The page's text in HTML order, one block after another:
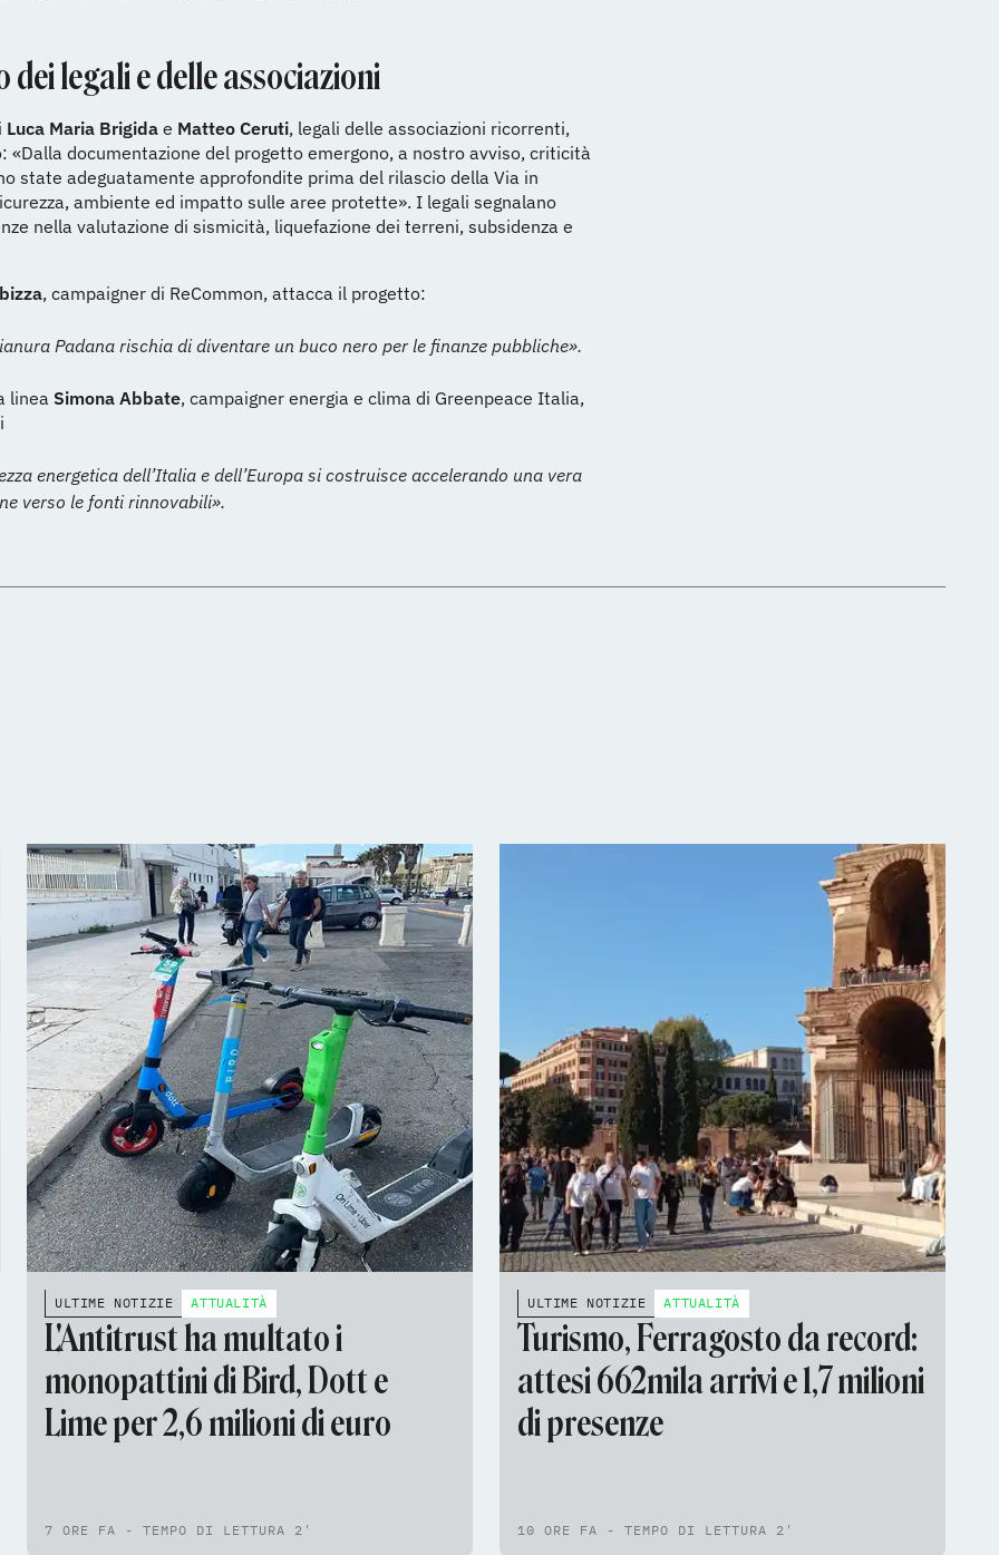
dei legali e delle associazioni
Luca Maria Brigida e Matteo Ceruti, legali delle associazioni ricorrenti,
«Dalla documentazione del progetto emergono, a nostro avviso, criticità
state adeguatamente approfondite prima del rilascio della Via in
ambiente ed impatto sulle aree protette». I legali segnalano
nella valutazione di sismicità, liquefazione dei terreni, subsidenza e
, campaigner di ReCommon, attacca il progetto:
Padana rischia di diventare un buco nero per le finanze pubbliche».
linea Simona Abbate, campaigner energia e clima di Greenpeace Italia,
energetica dell’Italia e dell’Europa si costruisce accelerando una vera
verso le fonti rinnovabili».
ULTIME NOTIZIE ATTUALITÀ
L'Antitrust ha multato i
monopattini di Bird, Dott e
Lime per 2,6 milioni di euro
7 ORE FA - TEMPO DI LETTURA 2'
ULTIME NOTIZIE ATTUALITÀ
Turismo, Ferragosto da record:
attesi 662mila arrivi e 1,7 milioni
di presenze
10 ORE FA - TEMPO DI LETTURA 2'